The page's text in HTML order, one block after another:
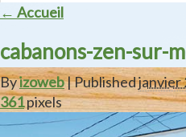
← Accueil
cabanons-zen-sur-
Byizoweb| Publishedjanvier
361pixels